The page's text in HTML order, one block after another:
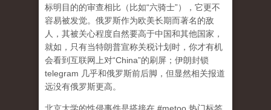
标明目的的审查相比（比如“六骑士”），它更不
容易被发觉。俄罗斯作为欧美长期而著名的敌
人，其被关心程度自然要高于中国和其他国家，
就如，只有当特朗普宣称关税计划时，你才有机
会看到互联网上对“China”的刷屏；伊朗封锁
telegram 几乎和俄罗斯前后脚，但显然相关报道
远没有俄罗斯更高。